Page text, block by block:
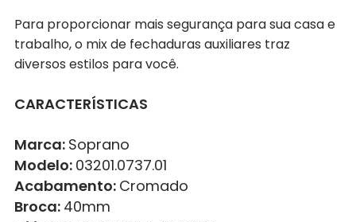
Para proporcionar mais segurança para sua casa e
trabalho, o mix de fechaduras auxiliares traz
diversos estilos para você.
CARACTERÍSTICAS
Marca: Soprano
Modelo: 03201.0737.01
Acabamento: Cromado
Broca: 40mm